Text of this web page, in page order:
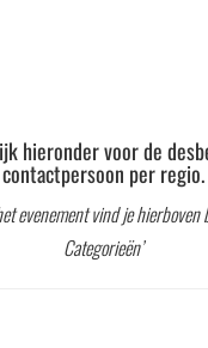
hieronder voor de
contactpersoon per regio.
evenement vind je hierboven
Categorieën’